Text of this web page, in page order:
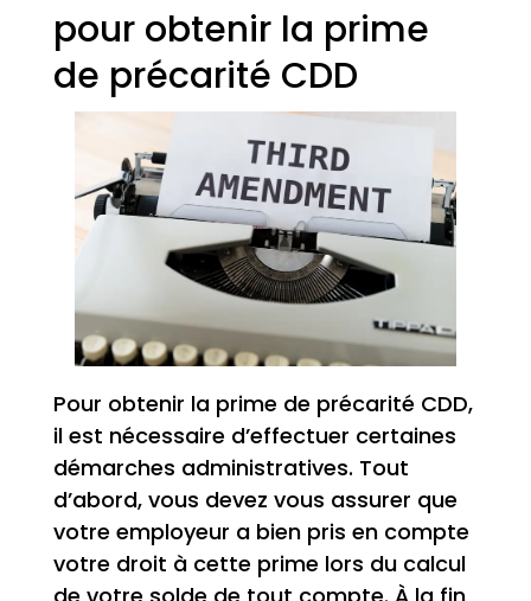
pour obtenir la prime
de précarité CDD
Pour obtenir la prime de précarité CDD,
il est nécessaire d’effectuer certaines
démarches administratives. Tout
d’abord, vous devez vous assurer que
votre employeur a bien pris en compte
votre droit à cette prime lors du calcul